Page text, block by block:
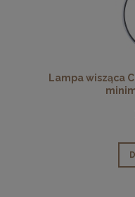
Lampa wisząca